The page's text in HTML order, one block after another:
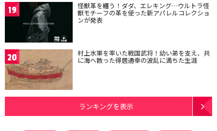
19 怪獣革を纏う！ダダ、エレキング…ウルトラ怪
獣モチーフの革を使った新アパレルコレクショ
ンが発表
20 村上水軍を率いた戦国武将！幼い弟を支え、共
に海へ散った得居通幸の波乱に満ちた生涯
ランキングを表示